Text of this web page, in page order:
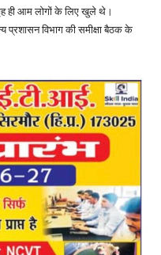
ही आम लोगों के लिए खुले थे।
प्रशासन विभाग की समीक्षा बैठक के